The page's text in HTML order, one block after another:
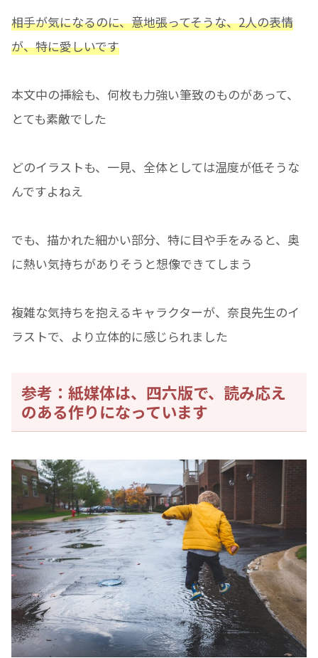
相手が気になるのに、意地張ってそうな、2人の表情
が、特に愛しいです
本文中の挿絵も、何枚も力強い筆致のものがあって、
とても素敵でした
どのイラストも、一見、全体としては温度が低そうな
んですよねえ
でも、描かれた細かい部分、特に目や手をみると、奥
に熱い気持ちがありそうと想像できてしまう
複雑な気持ちを抱えるキャラクターが、奈良先生のイ
ラストで、より立体的に感じられました
参考：紙媒体は、四六版で、読み応え
のある作りになっています